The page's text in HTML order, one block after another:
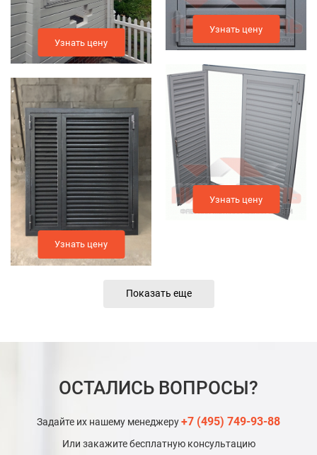
Узнать цену
Узнать цену
Узнать цену
Узнать цену
Показать еще
ОСТАЛИСЬ ВОПРОСЫ?
Задайте их нашему менеджеру+7 (495) 749-93-88
Или закажите бесплатную консультацию